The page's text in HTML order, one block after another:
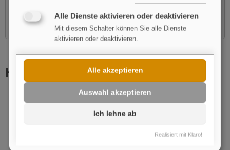
Kommentar schreiben
Name
Alle Dienste aktivieren oder deaktivieren
Mit diesem Schalter können Sie alle Dienste
aktivieren oder deaktivieren.
Ich lehne ab
Auswahl akzeptieren
Alle akzeptieren
Realisiert mit Klaro!